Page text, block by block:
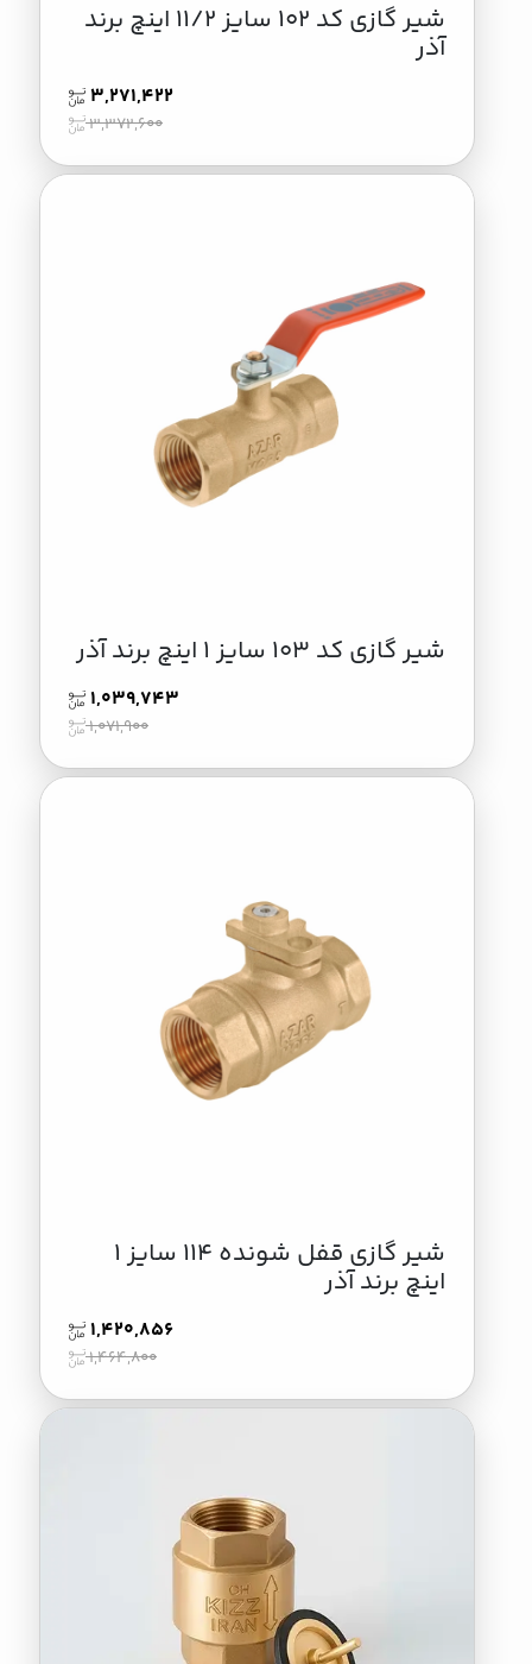
شیر گازی کد 102 سایز 11/2 اینچ برند
آذر
3,271,422
3,372,600
شیر گازی کد 103 سایز 1 اینچ برند آذر
1,039,743
1,071,900
شیر گازی قفل شونده 114 سایز 1
اینچ برند آذر
1,420,856
1,464,800